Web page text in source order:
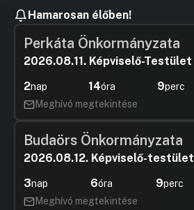
Hamarosan élőben!
Perkáta Önkormányzata
2026.08.11. Képviselő-
2nap 14óra 9perc
Meghívó megtekintése
Budaörs Önkormányzata
2026.08.12. Képviselő-
3nap 6óra 9perc
Meghívó megtekintése